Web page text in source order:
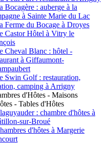
Bocagère : auberge à la
à Sainte Marie du Lac
Ferme du Bocage à Droyes
Castor Hôtel à Vitry le
Cheval Blanc : hôtel -
à Giffaumont-
Swin Golf : restauration,
camping à Arrigny
d'Hôtes - Maisons
- Tables d'Hôtes
: chambre d'hôtes à
sur-Broué
d'hôtes à Margerie